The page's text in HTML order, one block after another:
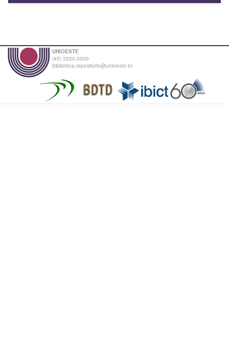
UNIOESTE
(45) 3220-3000
biblioteca.repositorio@unioeste.br